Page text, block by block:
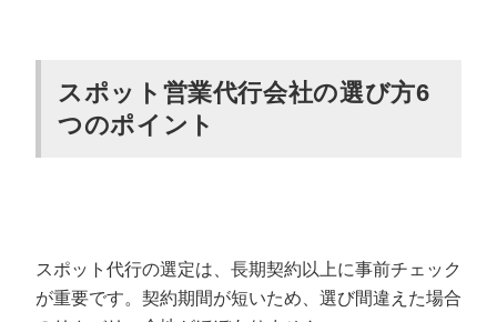
スポット営業代行会社の選び方6
つのポイント
スポット代行の選定は、長期契約以上に事前チェック
が重要です。契約期間が短いため、選び間違えた場合